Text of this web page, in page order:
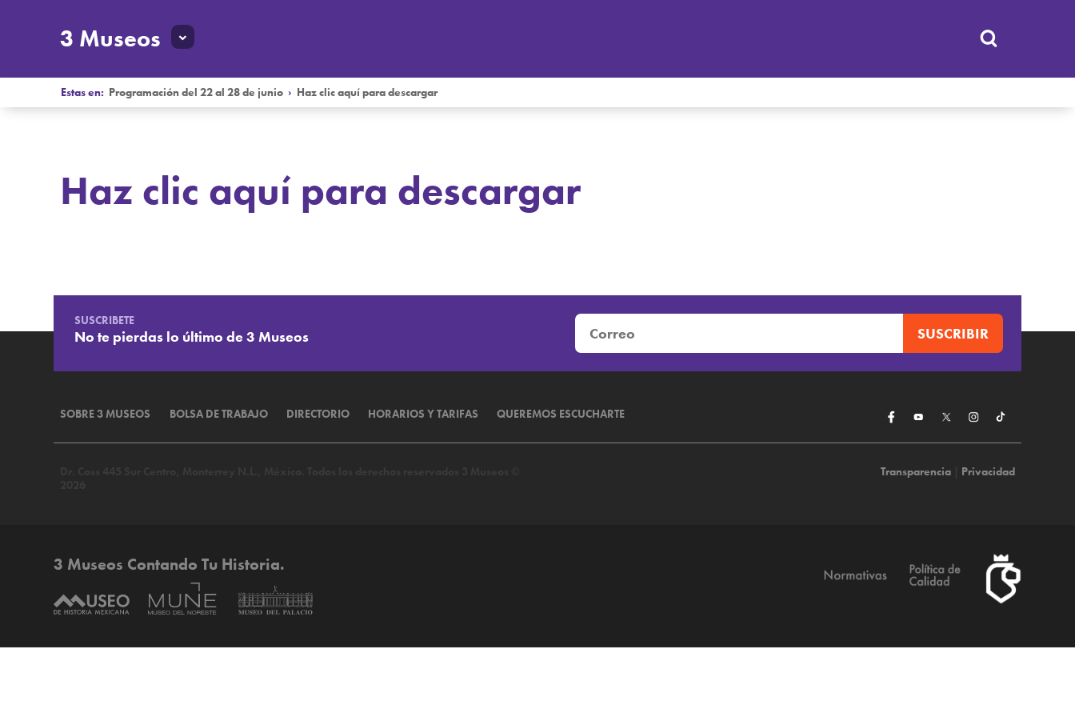
3 Museos
Estas en: Programación del 22 al 28 de junio › Haz clic aquí para descargar
Haz clic aquí para descargar
Haz clic aquí para descargar
SUSCRIBETE
No te pierdas lo último de 3 Museos
SOBRE 3 MUSEOS BOLSA DE TRABAJO DIRECTORIO HORARIOS Y TARIFAS QUEREMOS ESCUCHARTE
Transparencia| Privacidad
3 Museos Contando Tu Historia.